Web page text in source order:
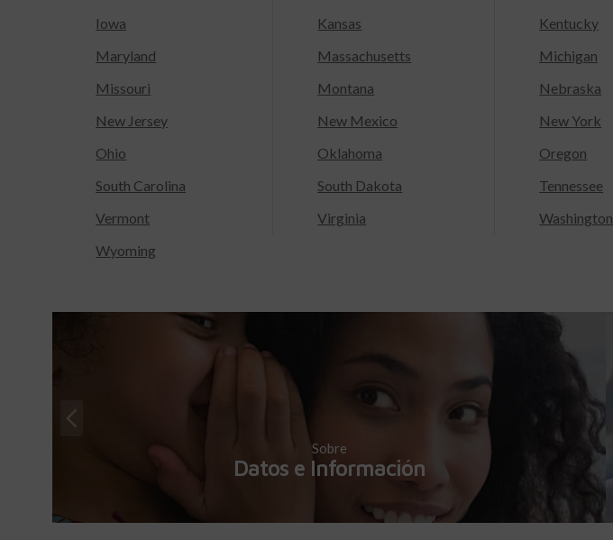
Iowa
Kansas Kentucky
Maryland
Massachusetts Michigan
Missouri
Montana Nebraska
New Jersey
New Mexico New York
Ohio
Oklahoma Oregon
South Carolina
South Dakota Tennessee
Vermont
Virginia Washington
Wyoming
Sobre
Datos e Información